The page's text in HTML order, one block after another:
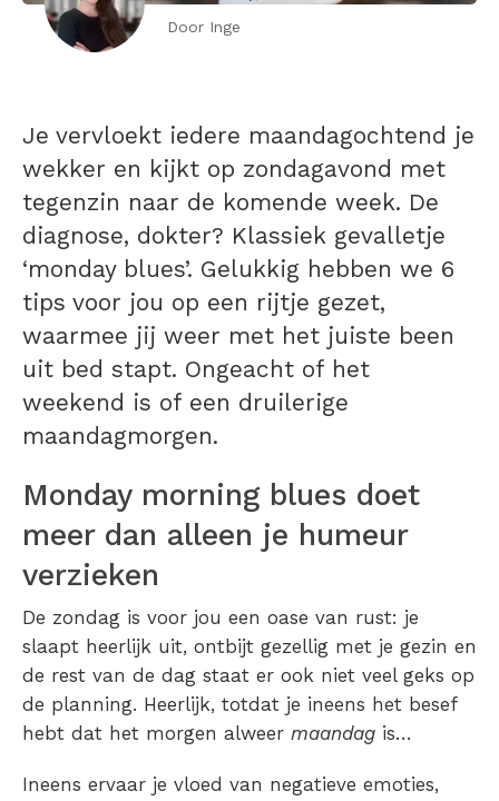
Door Inge
Je vervloekt iedere maandagochtend je
wekker en kijkt op zondagavond met
tegenzin naar de komende week. De
diagnose, dokter? Klassiek gevalletje
‘monday blues’. Gelukkig hebben we 6
tips voor jou op een rijtje gezet,
waarmee jij weer met het juiste been
uit bed stapt. Ongeacht of het
weekend is of een druilerige
maandagmorgen.
Monday morning blues doet
meer dan alleen je humeur
verzieken
De zondag is voor jou een oase van rust: je
slaapt heerlijk uit, ontbijt gezellig met je gezin en
de rest van de dag staat er ook niet veel geks op
de planning. Heerlijk, totdat je ineens het besef
hebt dat het morgen alweer maandag is…
Ineens ervaar je vloed van negatieve emoties,